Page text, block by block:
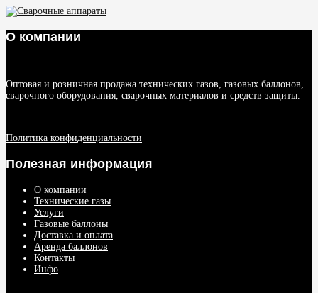
О компании
Оптовая и розничная продажа технических газов, газовых баллонов,
сварочного оборудования, сварочных материалов и средств защиты.
Политика конфиденциальности
Полезная информация
О компании
Технические газы
Услуги
Газовые баллоны
Доставка и оплата
Аренда баллонов
Контакты
Инфо